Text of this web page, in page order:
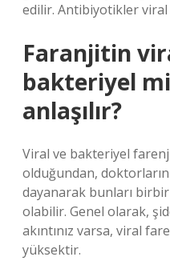
edilir. Antibiyotikler viral
Faranjitin
bakteriyel
anlaşılır?
Viral ve bakteriyel
olduğundan,
dayanarak bunları
olabilir. Genel olarak,
akıntınız varsa, viral
yüksektir.